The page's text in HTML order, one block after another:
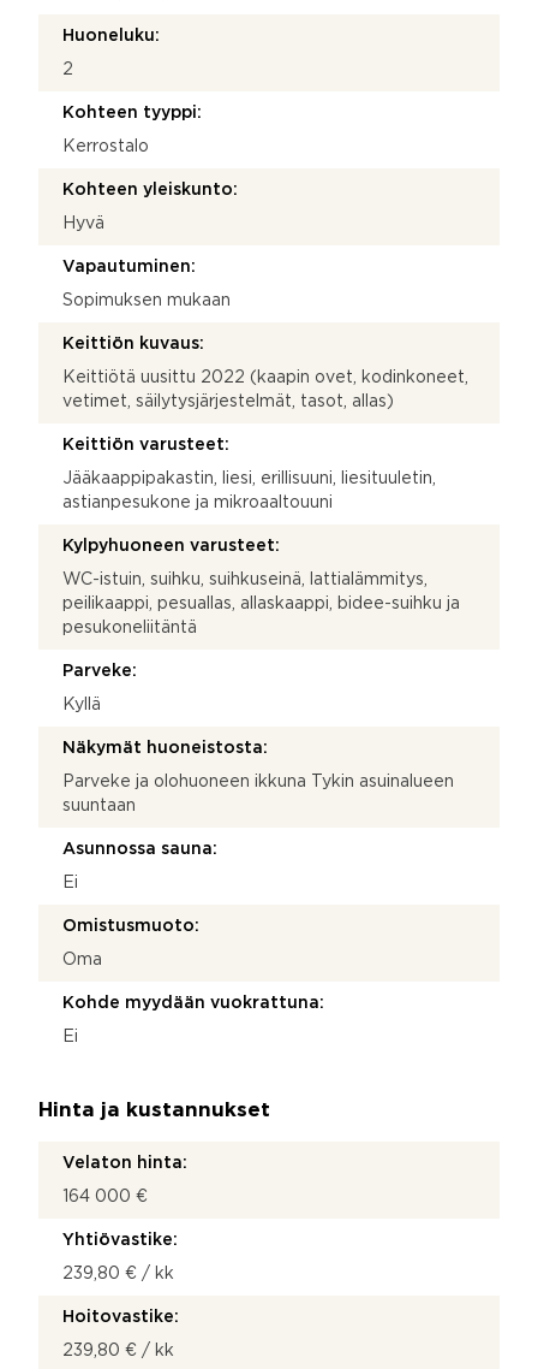
Huoneluku:
2
Kohteen tyyppi:
Kerrostalo
Kohteen yleiskunto:
Hyvä
Vapautuminen:
Sopimuksen mukaan
Keittiön kuvaus:
Keittiötä uusittu 2022 (kaapin ovet, kodinkoneet,
vetimet, säilytysjärjestelmät, tasot, allas)
Keittiön varusteet:
Jääkaappipakastin, liesi, erillisuuni, liesituuletin,
astianpesukone ja mikroaaltouuni
Kylpyhuoneen varusteet:
WC-istuin, suihku, suihkuseinä, lattialämmitys,
peilikaappi, pesuallas, allaskaappi, bidee-suihku ja
pesukoneliitäntä
Parveke:
Kyllä
Näkymät huoneistosta:
Parveke ja olohuoneen ikkuna Tykin asuinalueen
suuntaan
Asunnossa sauna:
Ei
Omistusmuoto:
Oma
Kohde myydään vuokrattuna:
Ei
Hinta ja kustannukset
Velaton hinta:
164 000 €
Yhtiövastike:
239,80 € / kk
Hoitovastike:
239,80 € / kk